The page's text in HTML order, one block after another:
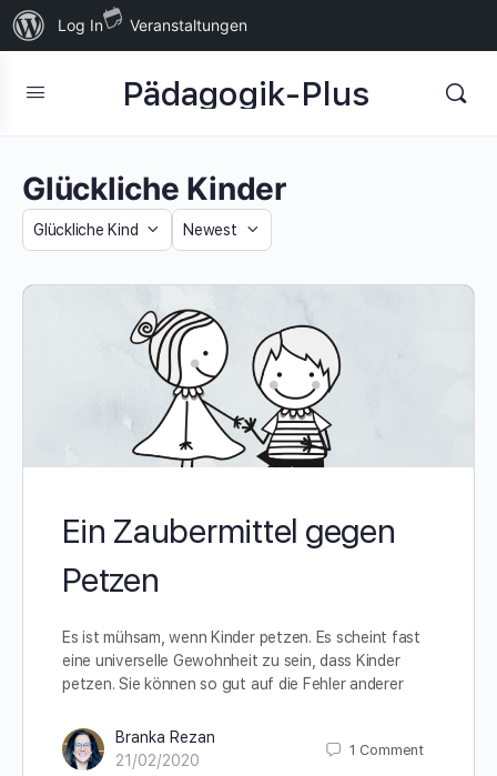
Über
WordPress
Log In Veranstaltungen
Pädagogik-Plus
Glückliche Kinder
Category
Sort
Ein Zaubermittel gegen
Petzen
Es ist mühsam, wenn Kinder petzen. Es scheint fast
eine universelle Gewohnheit zu sein, dass Kinder
petzen. Sie können so gut auf die Fehler anderer
Branka Rezan
21/02/2020
1 Comment